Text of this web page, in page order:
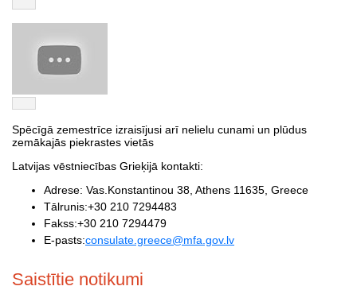
Spēcīgā zemestrīce izraisījusi arī nelielu cunami un plūdus
zemākajās piekrastes vietās
Latvijas vēstniecības Grieķijā kontakti:
Adrese: Vas.Konstantinou 38, Athens 11635, Greece
Tālrunis:+30 210 7294483
Fakss:+30 210 7294479
E-pasts:consulate.greece@mfa.gov.lv
Saistītie notikumi